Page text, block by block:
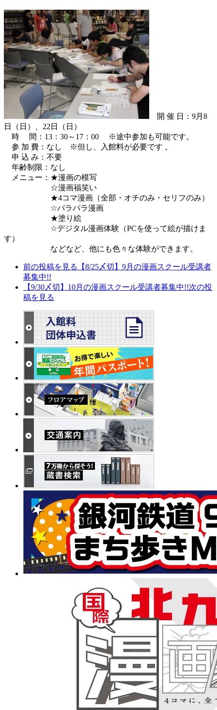
開 催 日：9月8
日（日）、22日（日）
時 間：13：30～17：00 ※途中参加も可能です。
参 加 費：なし ※但し、入館料が必要です 。
申 込 み：不要
年齢制限：なし
メニュー：★漫画の模写
☆漫画福笑い
★4コマ漫画（全部・オチのみ・セリフのみ）
☆パラパラ漫画
★塗り絵
☆デジタル漫画体験（PCを使って絵が描けま
す）
などなど、他にも色々な体験ができます。
前の投稿を見る
【8/25〆切】9月の漫画スクール受講者
募集中!!
【9/30〆切】10月の漫画スクール受講者募集中!!次の投
稿を見る